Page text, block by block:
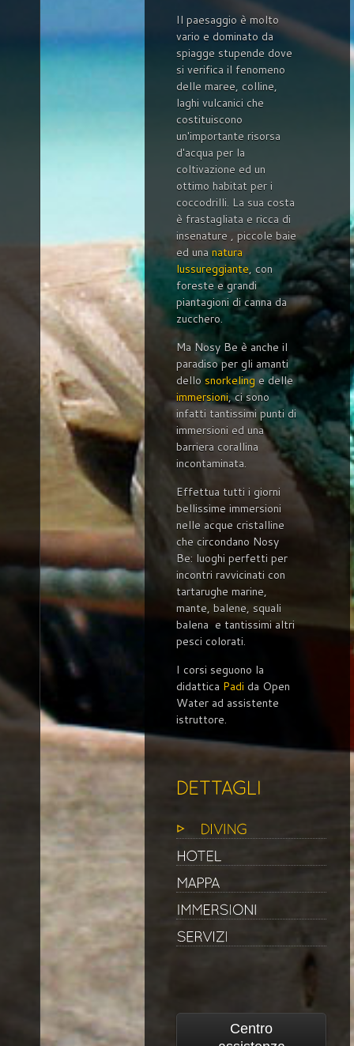
Il paesaggio è molto
vario e dominato da
spiagge stupende dove
si verifica il fenomeno
delle maree, colline,
laghi vulcanici che
costituiscono
un'importante risorsa
d'acqua per la
coltivazione ed un
ottimo habitat per i
coccodrilli. La sua costa
è frastagliata e ricca di
insenature , piccole baie
ed unanatura
lussureggiante, con
foreste e grandi
piantagioni di canna da
zucchero.
Ma Nosy Be è anche il
paradiso per gli amanti
dello snorkeling e delle
immersioni, ci sono
infatti tantissimi punti di
immersioni ed una
barriera corallina
incontaminata.
Effettua tutti i giorni
bellissime immersioni
nelle acque cristalline
che circondano Nosy
Be: luoghi perfetti per
incontri ravvicinati con
tartarughe marine,
mante, balene, squali
balena e tantissimi altri
pesci colorati.
I corsi seguono la
didattica Padi da Open
Water ad assistente
istruttore.
Centro